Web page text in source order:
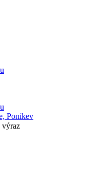
Ponikev
výraz